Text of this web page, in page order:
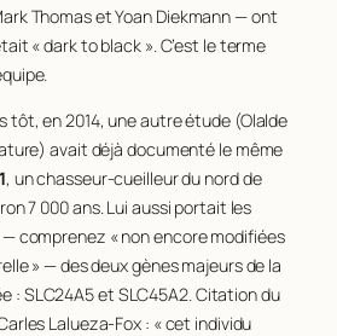
Thomas et Yoan Diekmann — ont
« dark to black ». C’est le terme
tôt, en 2014, une autre étude (Olalde
) avait déjà documenté le même
, un chasseur-cueilleur du nord de
7 000 ans. Lui aussi portait les
comprenez « non encore modifiées
» — des deux gènes majeurs de la
: SLC24A5et SLC45A2. Citation du
Lalueza-Fox : « cet individu